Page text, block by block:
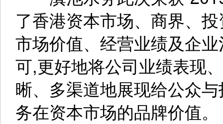
了香港资本市场、商界、
市场价值、经营业绩及企
可,更好地将公司业绩表现
晰、多渠道地展现给公众
务在资本市场的品牌价值。